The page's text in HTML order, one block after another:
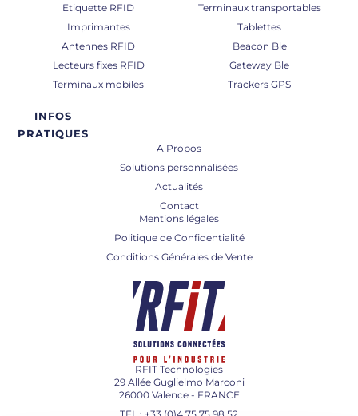
RFIT Technologies
29 Allée Guglielmo Marconi
26000 Valence - FRANCE
Etiquette RFID
Imprimantes
Antennes RFID
Lecteurs fixes RFID
Terminaux mobiles
Terminaux transportables
Tablettes
Beacon Ble
Gateway Ble
Trackers GPS
INFOS
PRATIQUES
A Propos
Solutions personnalisées
Actualités
Contact
Mentions légales
Politique de Confidentialité
Conditions Générales de Vente